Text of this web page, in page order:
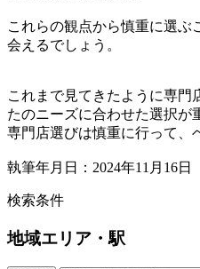
これらの観点から慎重に選ぶ
会えるでしょう。
これまで見てきたように専門
たのニーズに合わせた選択が
専門店選びは慎重に行って、
執筆年月日：2024年11月16日
検索条件
地域エリア・駅